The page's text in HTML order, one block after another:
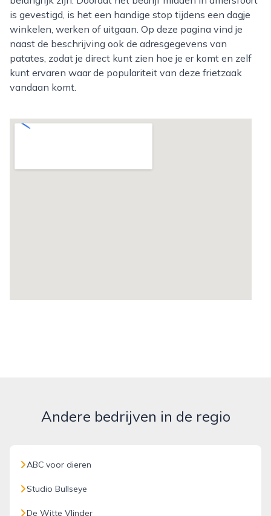
is gevestigd, is het een handige stop tijdens een dagje
winkelen, werken of uitgaan. Op deze pagina vind je
naast de beschrijving ook de adresgegevens van
patates, zodat je direct kunt zien hoe je er komt en zelf
kunt ervaren waar de populariteit van deze frietzaak
vandaan komt.
Andere bedrijven in de regio
ABC voor dieren
Studio Bullseye
De Witte Vlinder